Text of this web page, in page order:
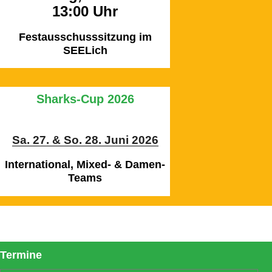
13:00 Uhr
Festausschusssitzung im
SEELich
Sharks-Cup 2026
Sa. 27. & So. 28. Juni 2026
International, Mixed- & Damen-
Teams
Termine